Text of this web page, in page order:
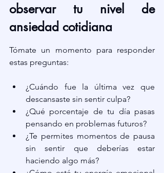
observar tu nivel de
ansiedad cotidiana
Tómate un momento para responder
estas preguntas:
¿Cuándo fue la última vez que
descansaste sin sentir culpa?
¿Qué porcentaje de tu día pasas
pensando en problemas futuros?
¿Te permites momentos de pausa
sin sentir que deberías estar
haciendo algo más?